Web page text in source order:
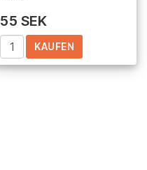
55 SEK
KAUFEN